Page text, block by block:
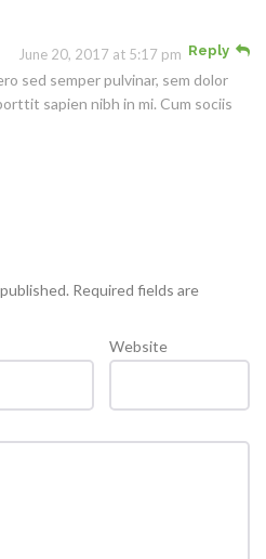
Reply
June 20, 2017 at 5:17 pm
sed semper pulvinar, sem dolor
sapien nibh in mi. Cum sociis
Required fields are
Website